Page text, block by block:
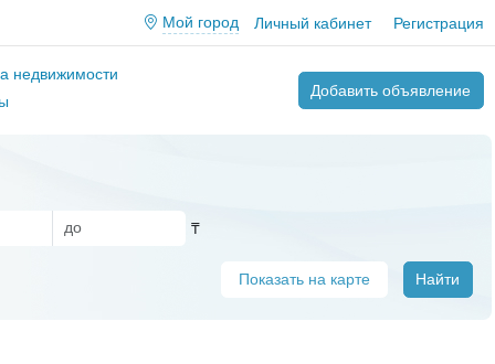
Мой город Личный кабинет Регистрация
недвижимости
Добавить объявление
₸
Показать на карте Найти